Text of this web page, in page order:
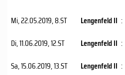
Mi, 22.05.2019, 8.ST Lengenfeld II :
Di, 11.06.2019, 12.ST Lengenfeld II :
Sa, 15.06.2019, 13.ST Lengenfeld II :